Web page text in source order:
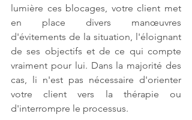
lumière ces blocages, votre client met
en place divers manœuvres
d'évitements de la situation, l'éloignant
de ses objectifs et de ce qui compte
vraiment pour lui. Dans la majorité des
cas, li n'est pas nécessaire d'orienter
votre client vers la thérapie ou
d'interrompre le processus.